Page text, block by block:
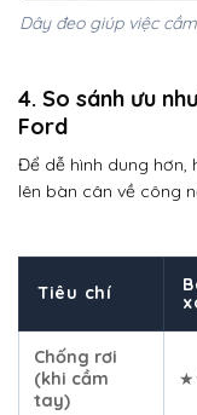
Dây đeo giúp việc
4. So sánh ưu
Ford
Để dễ hình dung hơn,
lên bàn cân về công
Tiêu chí
Chống rơi
(khi cầm
tay)